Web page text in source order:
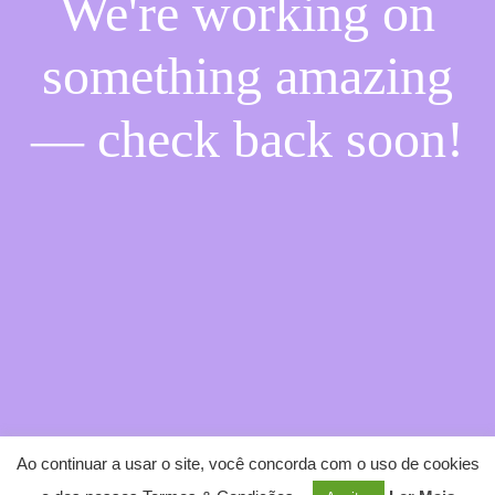
We're working on
something amazing
— check back soon!
Ao continuar a usar o site, você concorda com o uso de cookies